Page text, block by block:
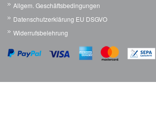
Allgem. Geschäftsbedingungen
Datenschutzerklärung EU DSGVO
Widerrufsbelehrung